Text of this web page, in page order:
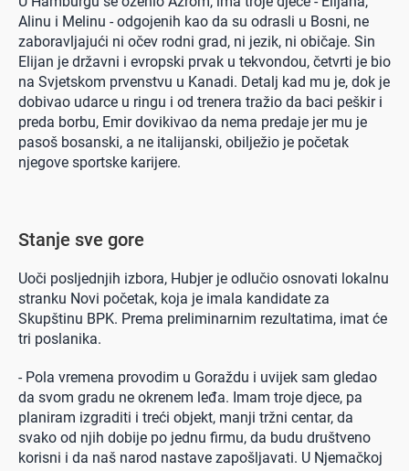
Alinu i Melinu - odgojenih kao da su odrasli u Bosni, ne
zaboravljajući ni očev rodni grad, ni jezik, ni običaje. Sin
Elijan je državni i evropski prvak u tekvondou, četvrti je bio
na Svjetskom prvenstvu u Kanadi. Detalj kad mu je, dok je
dobivao udarce u ringu i od trenera tražio da baci peškir i
preda borbu, Emir dovikivao da nema predaje jer mu je
pasoš bosanski, a ne italijanski, obilježio je početak
njegove sportske karijere.
Stanje sve gore
Uoči posljednjih izbora, Hubjer je odlučio osnovati lokalnu
stranku Novi početak, koja je imala kandidate za
Skupštinu BPK. Prema preliminarnim rezultatima, imat će
tri poslanika.
- Pola vremena provodim u Goraždu i uvijek sam gledao
da svom gradu ne okrenem leđa. Imam troje djece, pa
planiram izgraditi i treći objekt, manji tržni centar, da
svako od njih dobije po jednu firmu, da budu društveno
korisni i da naš narod nastave zapošljavati. U Njemačkoj